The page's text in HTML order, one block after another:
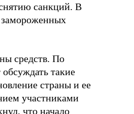
санкций. В
замороженных
средств. По
такие
страны и ее
участниками
что начало